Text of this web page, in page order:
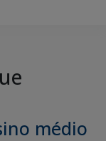
médio